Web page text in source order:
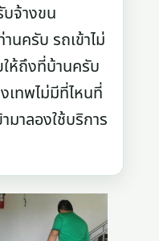
บจ้างขน
นครับ รถเข้าไม่
ให้ถึงที่บ้านครับ
เทพไม่มีที่ไหนที่
มาลองใช้บริการ